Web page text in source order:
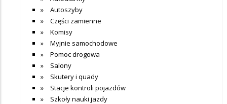
Autoszyby
Części zamienne
Komisy
Myjnie samochodowe
Pomoc drogowa
Salony
Skutery i quady
Stacje kontroli pojazdów
Szkoły nauki jazdy